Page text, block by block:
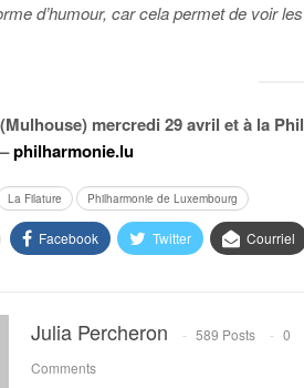
d’humour, car cela permet de voir
mercredi 29 avril et à la
–philharmonie.lu
La Filature Philharmonie de Luxembourg
Facebook Twitter Courriel
Julia Percheron 589 Posts
0
Comments